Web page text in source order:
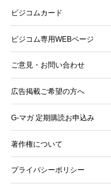
ビジコムカード
ビジコム専用WEBページ
ご意見・お問い合わせ
広告掲載ご希望の方へ
G-マガ 定期購読お申込み
著作権について
プライバシーポリシー